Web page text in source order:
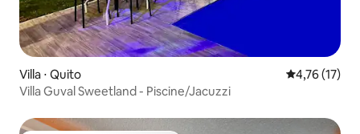
Villa ⋅ Quito Évaluation
4,76 (17)
Villa Guval Sweetland - Piscine/Jacuzzi